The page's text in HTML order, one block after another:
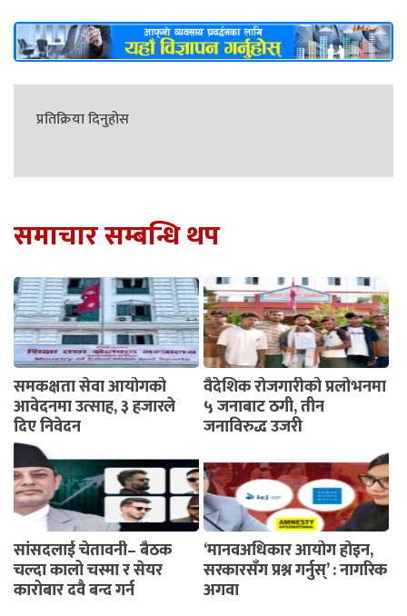
प्रतिक्रिया दिनुहोस
समाचार सम्बन्धि थप
समकक्षता सेवा आयोगको
आवेदनमा उत्साह, ३ हजारले
दिए निवेदन
वैदेशिक रोजगारीको प्रलोभनमा
५ जनाबाट ठगी, तीन
जनाविरुद्ध उजुरी
सांसदलाई चेतावनी– बैठक
चल्दा कालो चस्मा र सेयर
कारोबार दुवै बन्द गर्नू
‘मानवअधिकार आयोग होइन,
सरकारसँग प्रश्न गर्नुस्’ : नागरिक
अगुवा